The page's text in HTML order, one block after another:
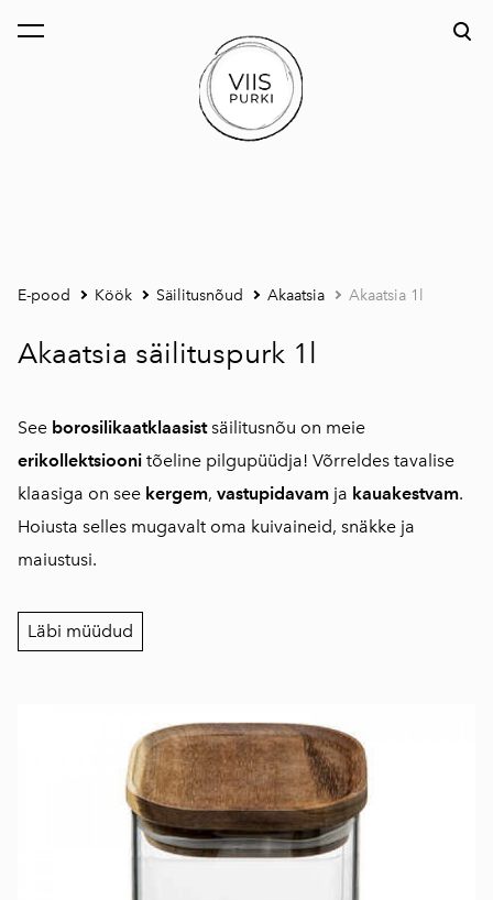
lisati ostukorvi. Vaata ostukorvi
E-pood Köök Säilitusnõud Akaatsia Akaatsia 1l
Akaatsia säilituspurk 1l
See borosilikaatklaasistsäilitusnõu on meie
erikollektsiooni tõeline pilgupüüdja! Võrreldes tavalise
klaasiga on see kergem, vastupidavam ja kauakestvam.
Hoiusta selles mugavalt oma kuivaineid, snäkke ja
maiustusi.
Läbi müüdud